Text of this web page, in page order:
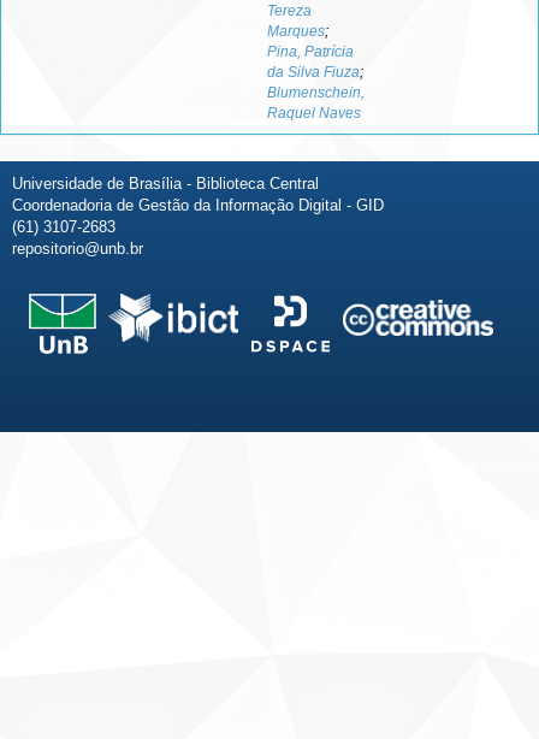
Tereza
Marques;
Pina, Patrícia
da Silva Fiuza;
Blumenschein,
Raquel Naves
Universidade de Brasília - Biblioteca Central
Coordenadoria de Gestão da Informação Digital - GID
(61) 3107-2683
repositorio@unb.br